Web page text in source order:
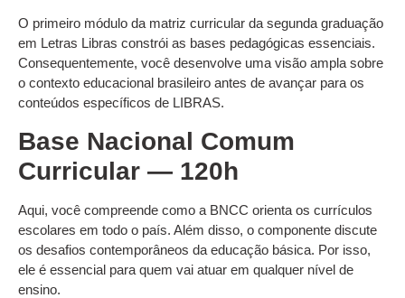
O primeiro módulo da matriz curricular da segunda graduação
em Letras Libras constrói as bases pedagógicas essenciais.
Consequentemente, você desenvolve uma visão ampla sobre
o contexto educacional brasileiro antes de avançar para os
conteúdos específicos de LIBRAS.
Base Nacional Comum
Curricular — 120h
Aqui, você compreende como a BNCC orienta os currículos
escolares em todo o país. Além disso, o componente discute
os desafios contemporâneos da educação básica. Por isso,
ele é essencial para quem vai atuar em qualquer nível de
ensino.